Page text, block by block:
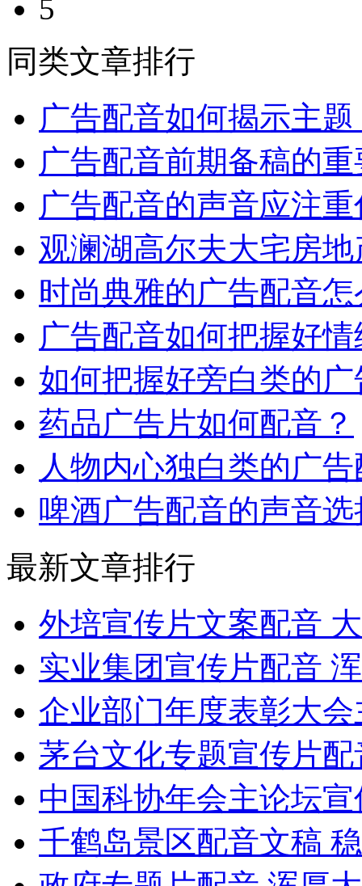
5
同类文章排行
广告配音如何揭示主题
广告配音前期备稿的
广告配音的声音应注
观澜湖高尔夫大宅房
时尚典雅的广告配音
广告配音如何把握好
如何把握好旁白类的
药品广告片如何配音？
人物内心独白类的广
啤酒广告配音的声音选
最新文章排行
外培宣传片文案配音
实业集团宣传片配音
企业部门年度表彰大
茅台文化专题宣传片
中国科协年会主论坛
千鹤岛景区配音文稿